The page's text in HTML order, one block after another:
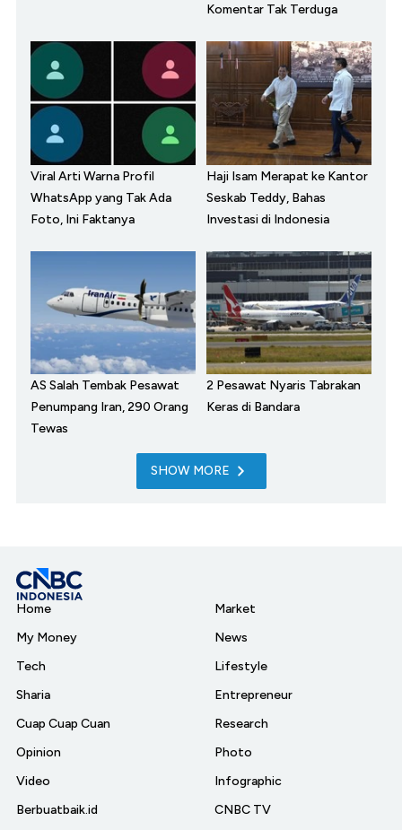
Komentar Tak Terduga
Viral Arti Warna Profil
WhatsApp yang Tak Ada
Foto, Ini Faktanya
Haji Isam Merapat ke Kantor
Seskab Teddy, Bahas
Investasi di Indonesia
AS Salah Tembak Pesawat
Penumpang Iran, 290 Orang
Tewas
2 Pesawat Nyaris Tabrakan
Keras di Bandara
SHOW MORE
Home
My Money
Tech
Sharia
Cuap Cuap Cuan
Opinion
Video
Berbuatbaik.id
Market
News
Lifestyle
Entrepreneur
Research
Photo
Infographic
CNBC TV